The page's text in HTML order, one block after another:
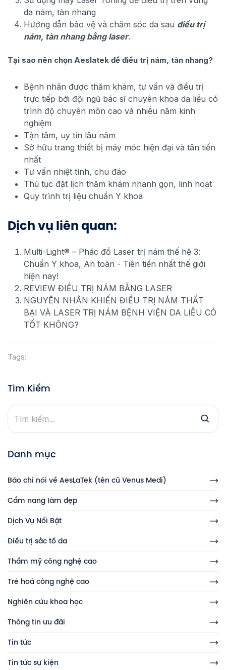
da nám, tàn nhang
Hướng dẫn bảo vệ và chăm sóc da sau điều trị
nám, tàn nhang bằng laser.
Tại sao nên chọn Aeslatek để điều trị nám, tàn nhang?
Bệnh nhân được thăm khám, tư vấn và điều trị
trực tiếp bởi đội ngũ bác sĩ chuyên khoa da liễu có
trình độ chuyên môn cao và nhiều năm kinh
nghiệm
Tận tâm, uy tín lâu năm
Sở hữu trang thiết bị máy móc hiện đại và tân tiến
nhất
Tư vấn nhiệt tình, chu đáo
Thủ tục đặt lịch thăm khám nhanh gọn, linh hoạt
Quy trình trị liệu chuẩn Y khoa
Dịch vụ liên quan:
Multi-Light® – Phác đồ Laser trị nám thế hệ 3:
Chuẩn Y khoa, An toàn - Tiên tiến nhất thế giới
hiện nay!
REVIEW ĐIỀU TRỊ NÁM BẰNG LASER
NGUYÊN NHÂN KHIẾN ĐIỀU TRỊ NÁM THẤT
BẠI VÀ LASER TRỊ NÁM BỆNH VIỆN DA LIỄU CÓ
TỐT KHÔNG?
Tags:
Tìm Kiếm
Danh mục
Báo chí nói về AesLaTek (tên cũ Venus Medi)
Cẩm nang làm đẹp
Dịch Vụ Nổi Bật
Điều trị sắc tố da
Thẩm mỹ công nghệ cao
Trẻ hoá công nghệ cao
Nghiên cứu khoa học
Thông tin ưu đãi
Tin tức
Tin tức sự kiện